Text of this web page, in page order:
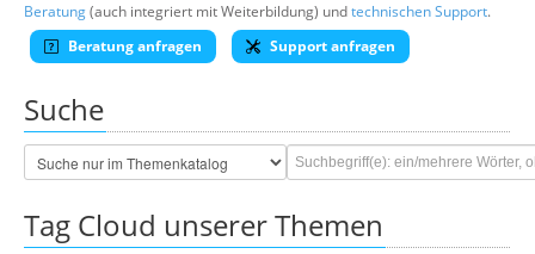
Beratung(auch integriert mit Weiterbildung) undtechnischen Support.
Beratung anfragen
Support anfragen
Suche
Tag Cloud unserer Themen